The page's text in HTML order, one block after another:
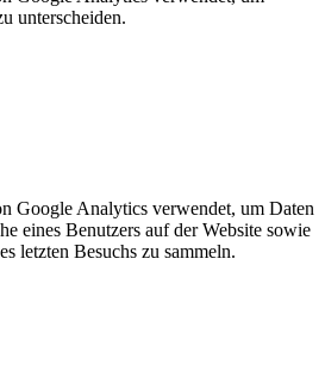
unterscheiden.
Google Analytics verwendet, um Daten
eines Benutzers auf der Website sowie
letzten Besuchs zu sammeln.